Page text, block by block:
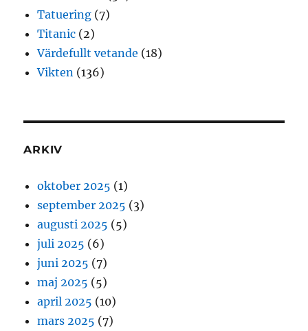
Tatuering (7)
Titanic (2)
Värdefullt vetande (18)
Vikten (136)
ARKIV
oktober 2025 (1)
september 2025 (3)
augusti 2025 (5)
juli 2025 (6)
juni 2025 (7)
maj 2025 (5)
april 2025 (10)
mars 2025 (7)